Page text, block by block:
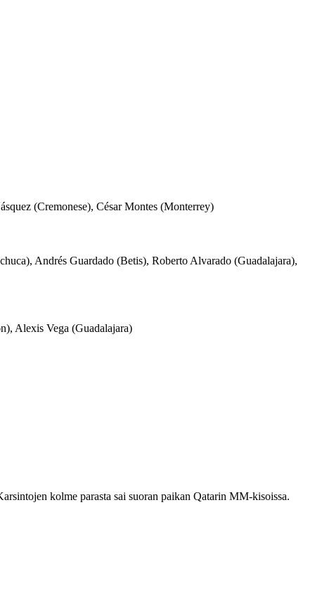
(Cremonese), César Montes (Monterrey)
Andrés Guardado (Betis), Roberto Alvarado (Guadalajara),
Alexis Vega (Guadalajara)
kolme parasta sai suoran paikan Qatarin MM-kisoissa.